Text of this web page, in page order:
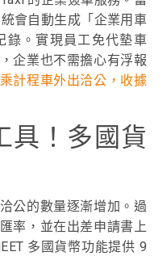
會自動生成「企業用車
錄。實現員工免代墊車
企業也不需擔心有浮報
計程車外出洽公，收據
具！多國貨
公的數量逐漸增加。過
率，並在出差申請書上
多國貨幣功能提供 9